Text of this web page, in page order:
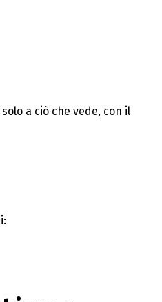
a ciò che vede, con il